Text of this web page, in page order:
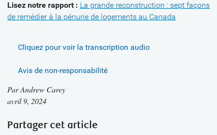
Lisez notre rapport : La grande reconstruction : sept façons
de remédier à la pénurie de logements au Canada
Cliquez pour voir la transcription audio
Avis de non-responsabilité
ParAndrew Carey
avril 9, 2024
Partager cet article